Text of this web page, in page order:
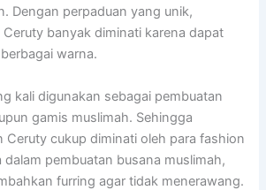
Dengan perpaduan yang unik,
banyak diminati karena dapat
warna.
kali digunakan sebagai pembuatan
gamis muslimah. Sehingga
Ceruty cukup diminati oleh para fashion
dalam pembuatan busana muslimah,
furring agar tidak menerawang.